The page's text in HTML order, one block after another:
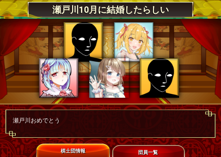
瀬戸川10月に結婚したらしい
瀬戸川おめでとう
棋士団情報 団員一覧